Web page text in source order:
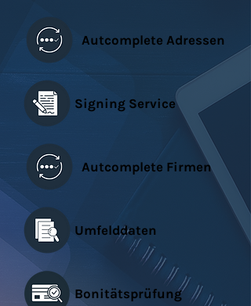
Autcomplete Adressen
Signing Service
Autcomplete Firmen
Umfelddaten
Bonitätsprüfung